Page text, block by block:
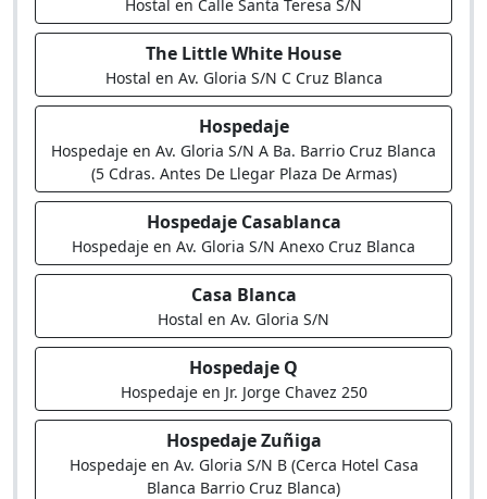
Hostal en Calle Santa Teresa S/N
The Little White House
Hostal en Av. Gloria S/N C Cruz Blanca
Hospedaje
Hospedaje en Av. Gloria S/N A Ba. Barrio Cruz Blanca
(5 Cdras. Antes De Llegar Plaza De Armas)
Hospedaje Casablanca
Hospedaje en Av. Gloria S/N Anexo Cruz Blanca
Casa Blanca
Hostal en Av. Gloria S/N
Hospedaje Q
Hospedaje en Jr. Jorge Chavez 250
Hospedaje Zuñiga
Hospedaje en Av. Gloria S/N B (Cerca Hotel Casa
Blanca Barrio Cruz Blanca)